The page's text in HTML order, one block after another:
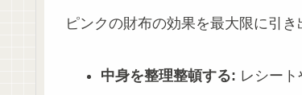
ピンクの財布の効果を最大限に引
中身を整理整頓する: レシート